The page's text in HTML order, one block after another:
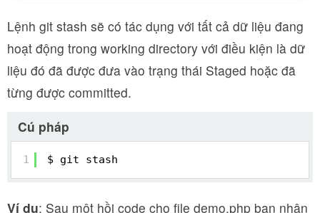
Lệnh git stash sẽ có tác dụng với tất cả dữ liệu đang
hoạt động trong working directory với điều kiện là dữ
liệu đó đã được đưa vào trạng thái Staged hoặc đã
từng được committed.
Cú pháp
1 $ git stash
Ví dụ: Sau một hồi code cho file demo.php bạn nhận